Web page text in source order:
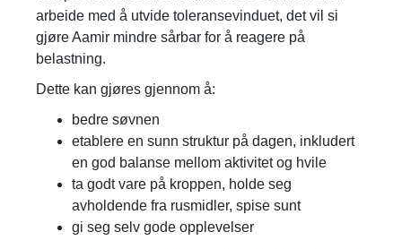
arbeide med å utvide toleransevinduet, det vil si
gjøre Aamir mindre sårbar for å reagere på
belastning.
Dette kan gjøres gjennom å:
bedre søvnen
etablere en sunn struktur på dagen, inkludert
en god balanse mellom aktivitet og hvile
ta godt vare på kroppen, holde seg
avholdende fra rusmidler, spise sunt
gi seg selv gode opplevelser